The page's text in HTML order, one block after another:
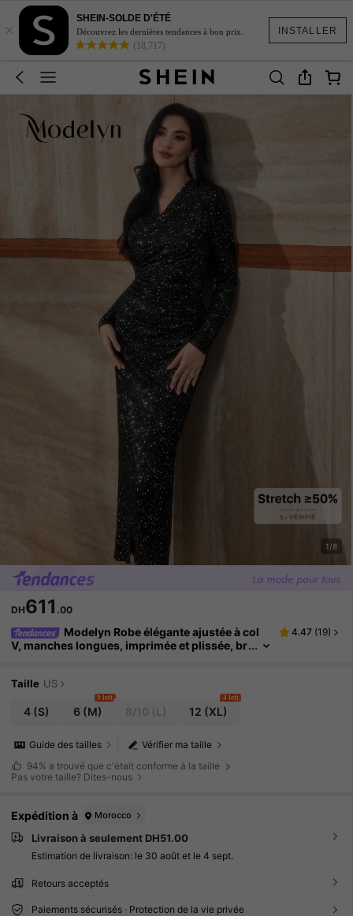
INSTALLER
×
SHEIN-SOLDE D'ÉTÉ
Découvrez les dernières tendances à bon prix.
(18,717)
1/8
DH611 .00
Modelyn Robe élégante ajustée à col
V, manches longues, imprimée et plissée, br
4.47 (19)
Taille US
4 (S) 6 (M)
9 left
12 (XL)
4 left
Vérifier ma taille
Guide des tailles
94% a trouvé que c'était conforme à la taille
Pas votre taille? Dites-nous
Expédition à Morocco
Livraison à seulement DH51.00
Estimation de livraison: le 30 août et le 4 sept.
Retours acceptés
Paiements sécurisés · Protection de la vie privée